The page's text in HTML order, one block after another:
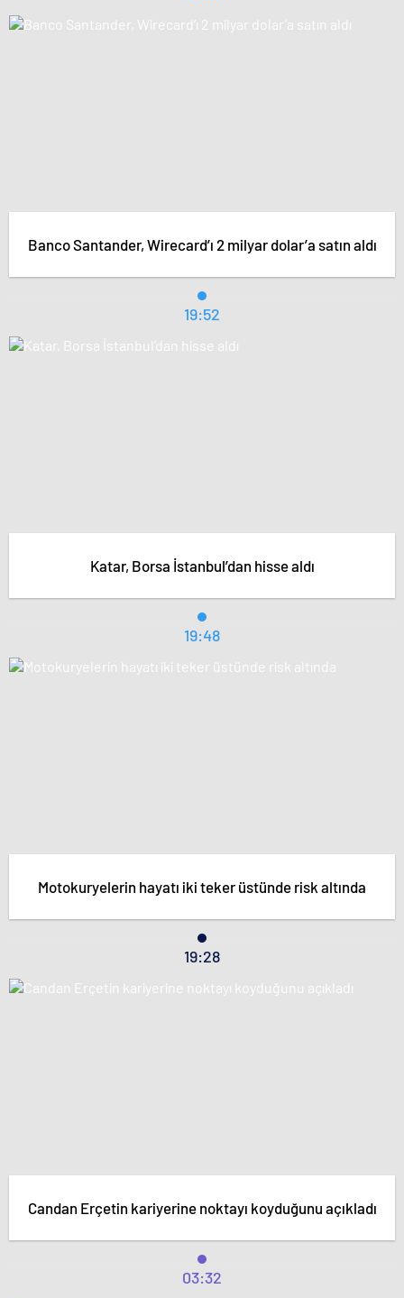
Banco Santander, Wirecard’ı 2 milyar dolar’a satın aldı
19:52
Katar, Borsa İstanbul’dan hisse aldı
19:48
Motokuryelerin hayatı iki teker üstünde risk altında
19:28
Candan Erçetin kariyerine noktayı koyduğunu açıkladı
03:32